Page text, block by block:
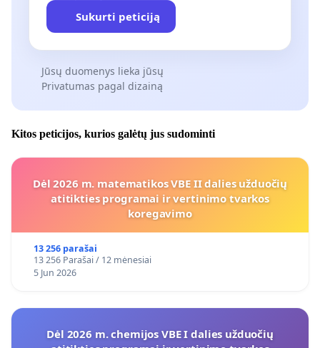
Sukurti peticiją
Jūsų duomenys lieka jūsų
Privatumas pagal dizainą
Kitos peticijos, kurios galėtų jus sudominti
Dėl 2026 m. matematikos VBE II dalies užduočių
atitikties programai ir vertinimo tvarkos
koregavimo
13 256 parašai
13 256 Parašai / 12 mėnesiai
5 Jun 2026
Dėl 2026 m. chemijos VBE I dalies užduočių